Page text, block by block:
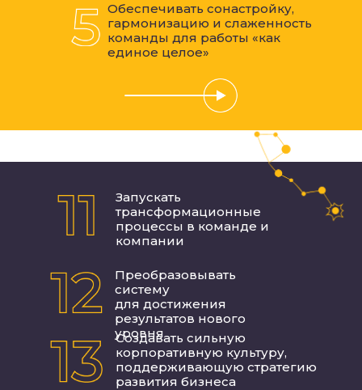
Обеспечивать сонастройку,
гармонизацию и слаженность
команды для работы «как
единое целое»
Запускать
трансформационные
процессы в команде и
компании
Преобразовывать
систему
для достижения
результатов нового
уровня
Создавать сильную
корпоративную культуру,
поддерживающую стратегию
развития бизнеса
ИНСТРУМЕНТАРИЙ